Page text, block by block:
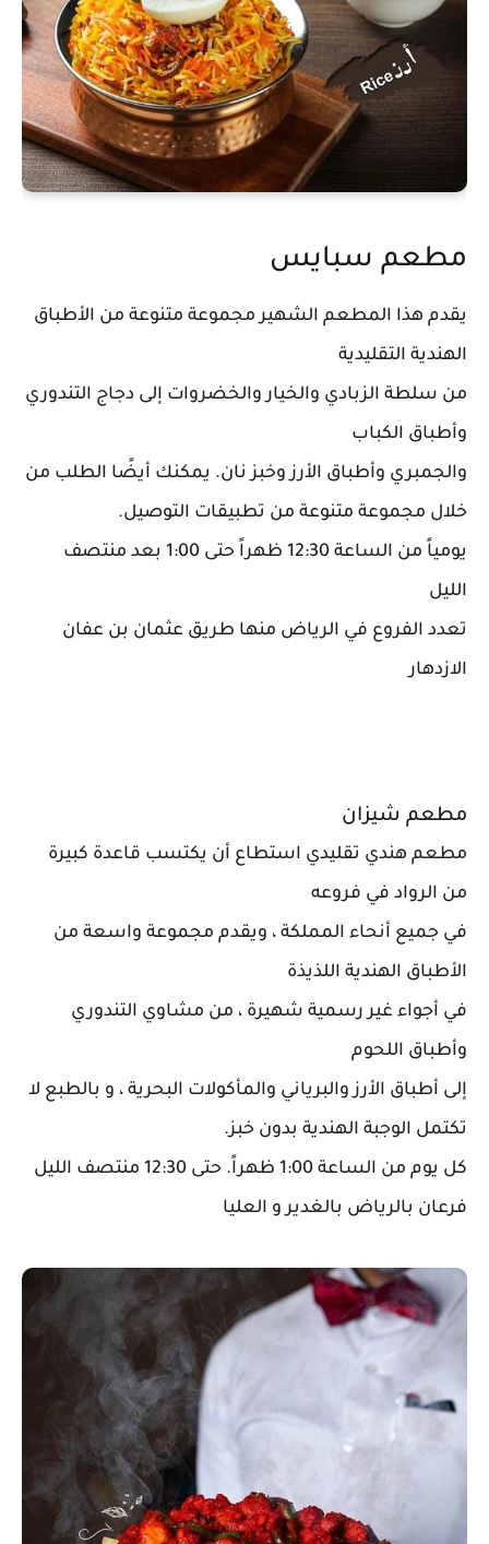
مطعم سبايس
يقدم هذا المطعم الشهير مجموعة متنوعة من الأطباق
الهندية التقليدية
من سلطة الزبادي والخيار والخضروات إلى دجاج التندوري
وأطباق الكباب
والجمبري وأطباق الأرز وخبز نان. يمكنك أيضًا الطلب من
خلال مجموعة متنوعة من تطبيقات التوصيل.
يومياً من الساعة 12:30 ظهراً حتى 1:00 بعد منتصف
الليل
تعدد الفروع في الرياض منها طريق عثمان بن عفان
الازدهار
مطعم شيزان
مطعم هندي تقليدي استطاع أن يكتسب قاعدة كبيرة
من الرواد في فروعه
في جميع أنحاء المملكة ، ويقدم مجموعة واسعة من
الأطباق الهندية اللذيذة
في أجواء غير رسمية شهيرة ، من مشاوي التندوري
وأطباق اللحوم
إلى أطباق الأرز والبرياني والمأكولات البحرية ، و بالطبع لا
تكتمل الوجبة الهندية بدون خبز.
كل يوم من الساعة 1:00 ظهراً. حتى 12:30 منتصف الليل
فرعان بالرياض بالغدير و العليا